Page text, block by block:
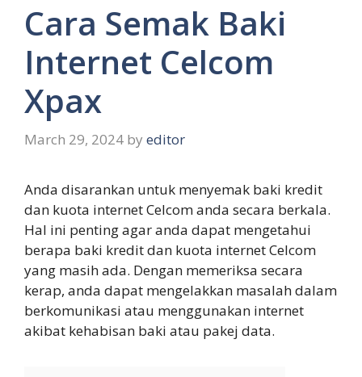
Cara Semak Baki
Internet Celcom
Xpax
March 29, 2024 by editor
Anda disarankan untuk menyemak baki kredit
dan kuota internet Celcom anda secara berkala.
Hal ini penting agar anda dapat mengetahui
berapa baki kredit dan kuota internet Celcom
yang masih ada. Dengan memeriksa secara
kerap, anda dapat mengelakkan masalah dalam
berkomunikasi atau menggunakan internet
akibat kehabisan baki atau pakej data.